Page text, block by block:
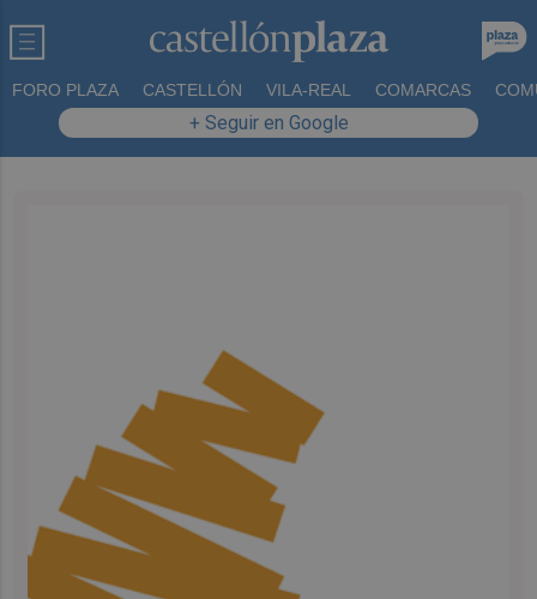
FORO PLAZA CASTELLÓN VILA-REAL COMARCAS
+ Seguir en Google